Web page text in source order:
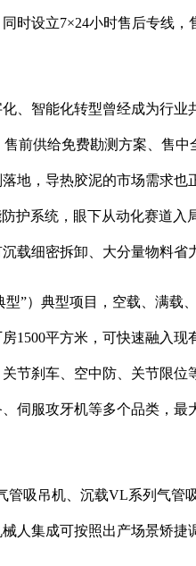
设立7×24小时售后专线，
能化转型曾经成为行业
售前供给免费勘测方案、
地，导热胶泥的市场需求
护系统，眼下从动化赛道
载细密拆卸、大分量物料
）典型项目，空载、满载
1500平方米，可快速融入
节刹车、空中防、关节限
伺服攻牙机等多个品类，
吊机、沉载VL系列气管
人集成可按照出产场景矫捷